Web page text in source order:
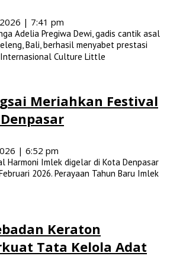
| 7:41 pm
Adelia Pregiwa Dewi, gadis cantik asal
Bali, berhasil menyabet prestasi
Culture Little
Meriahkan Festival
| 6:52 pm
Harmoni Imlek digelar di Kota Denpasar
2026. Perayaan Tahun Baru Imlek
Keraton
Tata Kelola Adat